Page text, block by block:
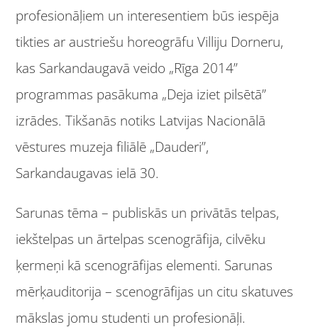
profesionāļiem un interesentiem būs iespēja
tikties ar austriešu horeogrāfu Villiju Dorneru,
kas Sarkandaugavā veido „Rīga 2014”
programmas pasākuma „Deja iziet pilsētā”
izrādes. Tikšanās notiks Latvijas Nacionālā
vēstures muzeja filiālē „Dauderi”,
Sarkandaugavas ielā 30.
Sarunas tēma – publiskās un privātās telpas,
iekštelpas un ārtelpas scenogrāfija, cilvēku
ķermeņi kā scenogrāfijas elementi. Sarunas
mērķauditorija – scenogrāfijas un citu skatuves
mākslas jomu studenti un profesionāļi.